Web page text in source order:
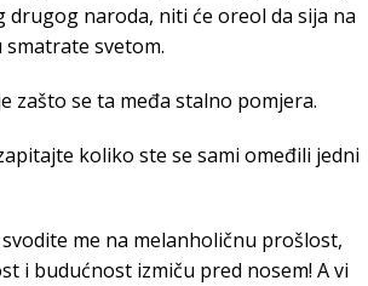
drugog naroda, niti će oreol da sija na
svetom.
zašto se ta međa stalno pomjera.
koliko ste se sami omeđili jedni
me na melanholičnu prošlost,
i budućnost izmiču pred nosem! A vi